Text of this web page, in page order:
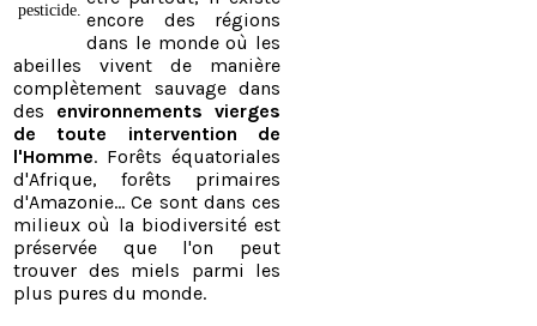
pesticide. encore des régions
dans le monde où les
abeilles vivent de manière
complètement sauvage dans
des
environnements vierges
de toute intervention de
l'Homme. Forêts équatoriales
d'Afrique, forêts primaires
d'Amazonie… Ce sont dans ces
milieux où la biodiversité est
préservée que l'on peut
trouver des miels parmi les
plus pures du monde.